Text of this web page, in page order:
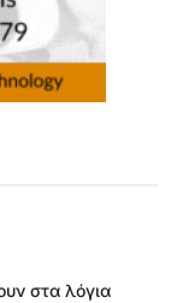
στα λόγια